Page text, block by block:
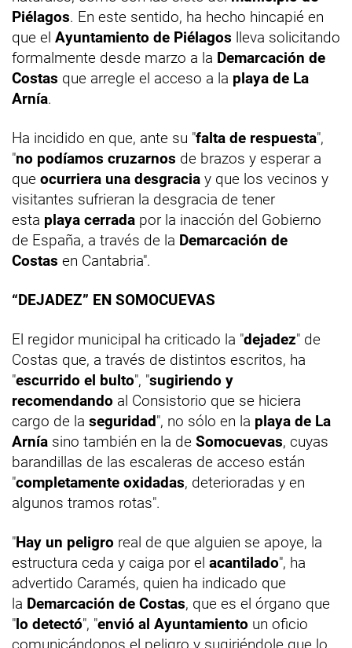
Piélagos. En este sentido, ha hecho hincapié en
que el Ayuntamiento de Piélagos lleva solicitando
formalmente desde marzo a la Demarcación de
Costas que arregle el acceso a la playa de La
Arnía.
Ha incidido en que, ante su "falta de respuesta",
"no podíamos cruzarnos de brazos y esperar a
que ocurriera una desgracia y que los vecinos y
visitantes sufrieran la desgracia de tener
esta playa cerrada por la inacción del Gobierno
de España, a través de la Demarcación de
Costas en Cantabria".
“DEJADEZ” EN SOMOCUEVAS
El regidor municipal ha criticado la "dejadez" de
Costas que, a través de distintos escritos, ha
"escurrido el bulto", "sugiriendo y
recomendando al Consistorio que se hiciera
cargo de la seguridad", no sólo en la playa de La
Arnía sino también en la de Somocuevas, cuyas
barandillas de las escaleras de acceso están
"completamente oxidadas, deterioradas y en
algunos tramos rotas".
"Hay un peligro real de que alguien se apoye, la
estructura ceda y caiga por el acantilado", ha
advertido Caramés, quien ha indicado que
la Demarcación de Costas, que es el órgano que
"lo detectó", "envió al Ayuntamiento un oficio